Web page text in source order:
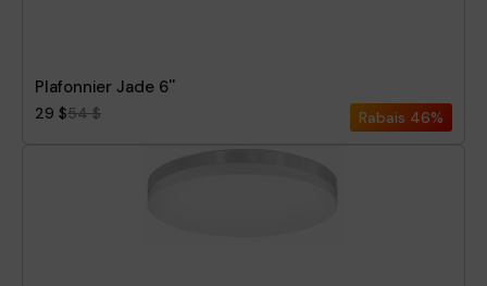
Plafonnier Jade 6''
29 $54 $ Rabais 46%